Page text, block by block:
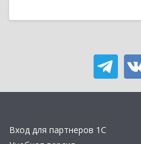
Вход для партнеров 1С